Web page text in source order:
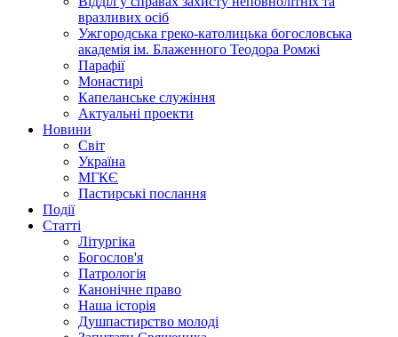
вразливих осіб
Ужгородська греко-католицька богословська
академія ім. Блаженного Теодора Ромжі
Парафії
Монастирі
Капеланське служіння
Актуальні проекти
Новини
Світ
Україна
МГКЄ
Пастирські послання
Події
Статті
Літургіка
Богослов'я
Патрологія
Канонічне право
Наша історія
Душпастирство молоді